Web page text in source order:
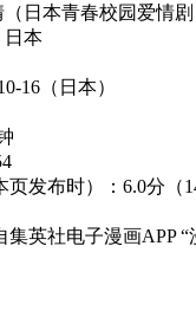
（日本青春校园爱情剧
日本
16（日本）
页发布时）：6.0分（
集英社电子漫画APP